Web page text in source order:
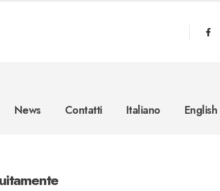
News Contatti Italiano English